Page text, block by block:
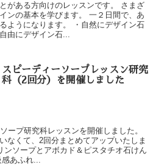
がある方向けのレッスンです。 さまざ
ンの基本を学びます。 一２日間で、あ
ようになります。 ・自然にデザイン石
由にデザイン石...
スピーディーソープレッスン研究
科（2回分）を開催しました
ープ研究科レッスンを開催しました。
なくて、2回分まとめてアップいたしま
ンソープとアボカド＆ピスタチオ石けん
あふれ...